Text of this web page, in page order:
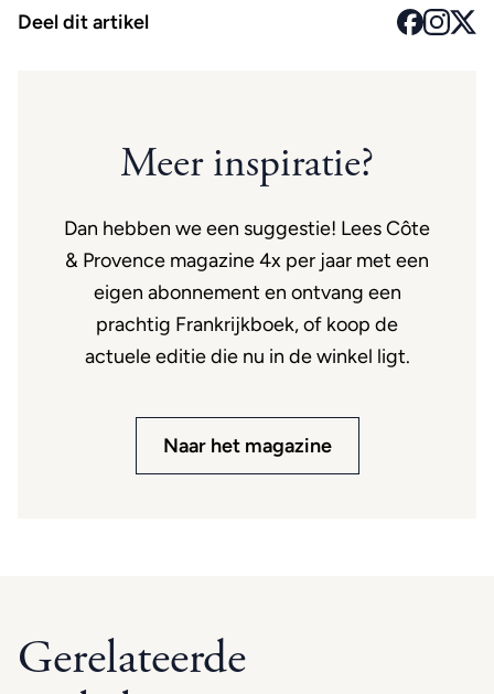
Deel dit artikel
Meer inspiratie?
Dan hebben we een suggestie! Lees Côte
& Provence magazine 4x per jaar met een
eigen abonnement en ontvang een
prachtig Frankrijkboek, of koop de
actuele editie die nu in de winkel ligt.
Naar het magazine
Gerelateerde